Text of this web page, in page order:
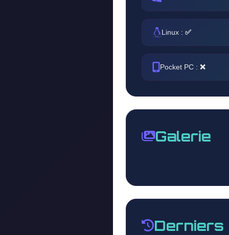
Linux : ✅
Pocket PC : ❌
Galerie
Derniers